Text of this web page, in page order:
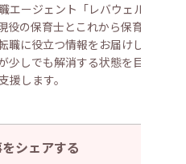
ージェント「レバウェル保
の保育士とこれから保育士
に役立つ情報をお届けしま
しでも解消する状態を目指
援します。
シェアする